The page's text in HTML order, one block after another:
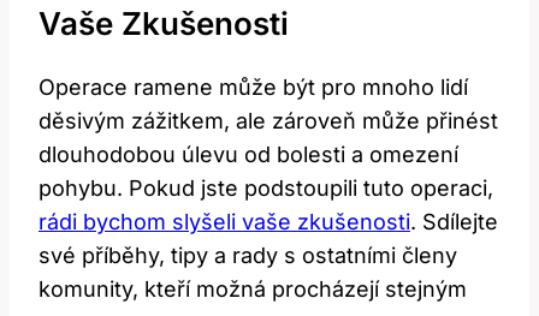
Vaše Zkušenosti
Operace ramene může být pro mnoho lidí
děsivým zážitkem, ale zároveň může přinést
dlouhodobou úlevu od bolesti a omezení
pohybu. Pokud jste podstoupili tuto operaci,
rádi bychom slyšeli vaše zkušenosti. Sdílejte
své příběhy, tipy a rady s ostatními členy
komunity, kteří možná procházejí stejným